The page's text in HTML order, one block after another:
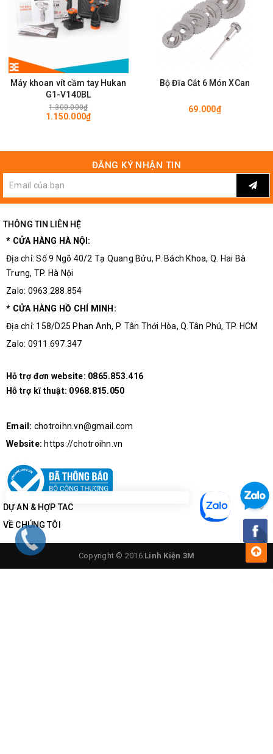
Máy khoan vít cầm tay Hukan
G1-V140BL
1.300.000₫
1.150.000₫
Bộ Đĩa Cắt 6 Món XCan
69.000₫
ĐĂNG KÝ NHẬN TIN
THÔNG TIN LIÊN HỆ
* CỬA HÀNG HÀ NỘI:
Địa chỉ: Số 9 Ngõ 40/2 Tạ Quang Bửu, P. Bách Khoa, Q. Hai Bà
Trưng, TP. Hà Nội
Zalo: 0963.288.854
* CỬA HÀNG HỒ CHÍ MINH:
Địa chỉ: 158/D25 Phan Anh, P. Tân Thới Hòa, Q.Tân Phú, TP. HCM
Zalo: 0911.697.347
Hỗ trợ đơn website: 0865.853.416
Hỗ trợ kĩ thuật: 0968.815.050
Email: chotroihn.vn@gmail.com
Website: https://chotroihn.vn
DỰ ÁN & HỢP TÁC
VỀ CHÚNG TÔI
Copyright © 2016 Linh Kiện 3M